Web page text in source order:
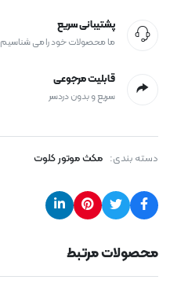
پشتیبانی سریع
ما محصولات خود را می شناسیم
قابلیت مرجوعی
سریع و بدون دردسر
دسته بندی: مکث موتور کلوت
محصولات مرتبط